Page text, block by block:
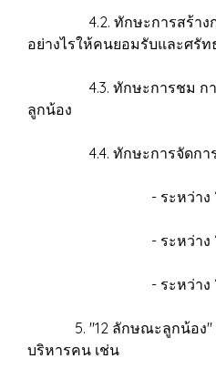
4.2. ทักษะการสร้างกา
อย่างไรให้คนยอมรับและศรัท
4.3. ทักษะการชม การ
ลูกน้อง
4.4. ทักษะการจัดการ
- ระหว่าง “ลูกน้อ
- ระหว่าง “ลูกน้อ
- ระหว่าง “หัวห
5. "12 ลักษณะลูกน้อง" ท้
บริหารคน เช่น